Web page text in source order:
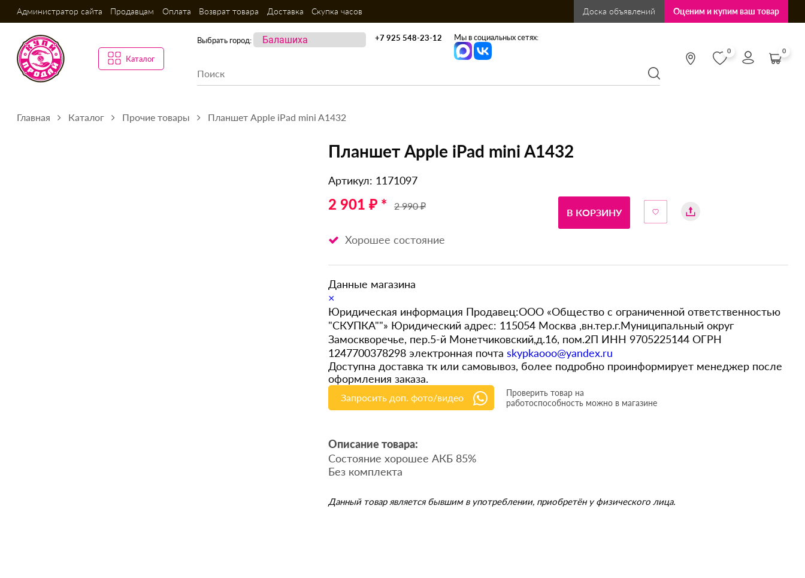
Администратор сайта Продавцам Оплата Возврат товара Доставка Скупка часов Доска объявлений Оценим и купим ваш товар
Каталог
Выбрать город: +7 925 548-23-12 Мы в социальных сетях:
0 0
Главная Каталог Прочие товары Планшет Apple iPad mini A1432
Планшет Apple iPad mini A1432
Артикул: 1171097
2 901 ₽ * 2 990 ₽
Хорошее состояние
В КОРЗИНУ
Данные магазина
×
Юридическая информация Продавец:ООО «Общество с ограниченной ответственностью
"СКУПКА""» Юридический адрес: 115054 Москва ,вн.тер.г.Муниципальный округ
Замоскворечье, пер.5-й Монетчиковский,д.16, пом.2П ИНН 9705225144 ОГРН
1247700378298 электронная почта skypkaooo@yandex.ru
Доступна доставка тк или самовывоз, более подробно проинформирует менеджер после
оформления заказа.
Запросить доп. фото/видео
Проверить товар на
работоспособность можно в магазине
Описание товара:
Состояние хорошее АКБ 85%
Без комплекта
Данный товар является бывшим в употреблении, приобретён у физического лица.